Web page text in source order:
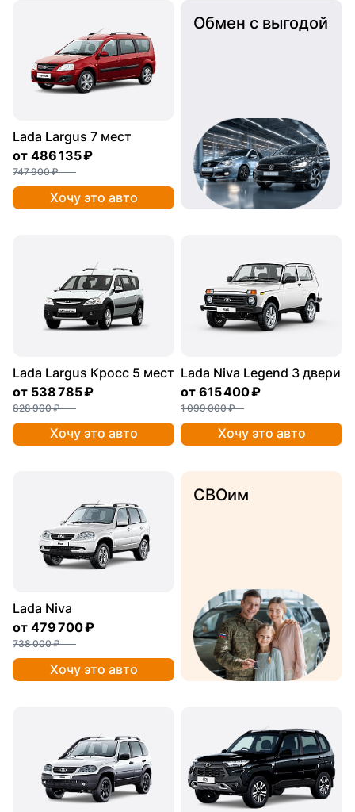
Lada Largus 7 мест
от 486 135 ₽
747 900 ₽
Хочу это авто
Обмен с выгодой
Lada Largus Кросс 5 мест
от 538 785 ₽
828 900 ₽
Хочу это авто
Lada Niva Legend 3 двери
от 615 400 ₽
1 099 000 ₽
Хочу это авто
Lada Niva
от 479 700 ₽
738 000 ₽
Хочу это авто
СВОим